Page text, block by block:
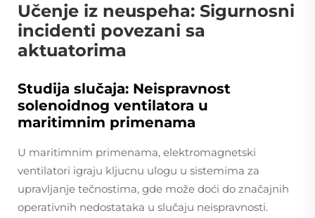
Učenje iz neuspeha: Sigurnosni
incidenti povezani sa
aktuatorima
Studija slučaja: Neispravnost
solenoidnog ventilatora u
maritimnim primenama
U maritimnim primenama, elektromagnetski
ventilatori igraju kljucnu ulogu u sistemima za
upravljanje tečnostima, gde može doći do značajnih
operativnih nedostataka u slučaju neispravnosti.